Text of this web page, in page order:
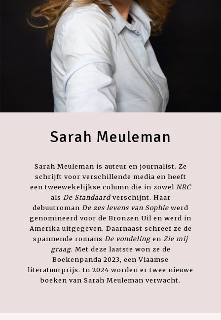
Sarah Meuleman
Sarah Meuleman is auteur en journalist. Ze
schrijft voor verschillende media en heeft
een tweewekelijkse column die in zowel NRC
als De Standaardverschijnt. Haar
debuutroman De zes levens van Sophie werd
genomineerd voor de Bronzen Uil en werd in
Amerika uitgegeven. Daarnaast schreef ze de
spannende romans De vondelingen Zie mij
graag. Met deze laatste won ze de
Boekenpanda 2023, een Vlaamse
literatuurprijs. In 2024 worden er twee nieuwe
boeken van Sarah Meuleman verwacht.